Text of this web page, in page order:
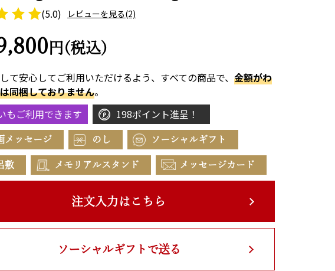
(5.0) レビューを見る(2)
円(税込)
て安心してご利用いただけるよう、すべての商品で、 金額がわ
同梱しておりません。
もご利用できます
198ポイント進呈！
メッセージ のし ソーシャルギフト
敷 メモリアルスタンド メッセージカード
注文入力はこちら
ソーシャルギフトで送る